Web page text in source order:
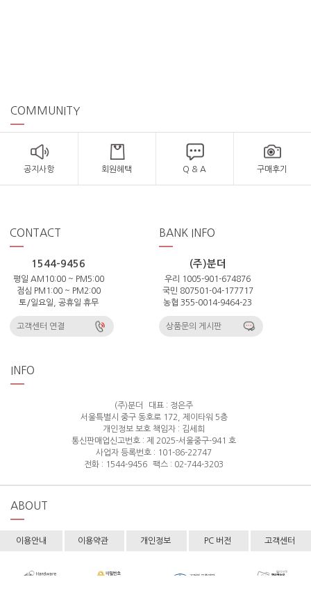
COMMUNITY
공지사항 회원혜택 Q & A 구매후기
CONTACT
1544-9456
평일 AM10:00 ~ PM5:00
점심 PM1:00 ~ PM2:00
토/일요일, 공휴일 휴무
고객센터 연결
BANK INFO
(주)분더
우리 1005-901-674876
국민 807501-04-177717
농협 355-0014-9464-23
상품문의 게시판
INFO
(주)분더
대표 : 정은주
서울특별시 중구 동호로 172, 제이타워 5층
개인정보 보호 책임자 : 김세희
통신판매업신고번호 : 제 2025-서울중구-941 호
사업자 등록번호 : 101-86-22747
전화 : 1544-9456
팩스 : 02-744-3203
ABOUT
이용안내 이용약관 개인정보 PC 버전 고객센터